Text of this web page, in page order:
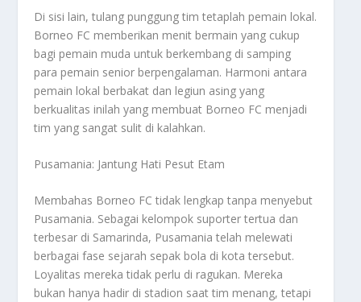
Di sisi lain, tulang punggung tim tetaplah pemain lokal.
Borneo FC memberikan menit bermain yang cukup
bagi pemain muda untuk berkembang di samping
para pemain senior berpengalaman. Harmoni antara
pemain lokal berbakat dan legiun asing yang
berkualitas inilah yang membuat Borneo FC menjadi
tim yang sangat sulit di kalahkan.
Pusamania: Jantung Hati Pesut Etam
Membahas Borneo FC tidak lengkap tanpa menyebut
Pusamania. Sebagai kelompok suporter tertua dan
terbesar di Samarinda, Pusamania telah melewati
berbagai fase sejarah sepak bola di kota tersebut.
Loyalitas mereka tidak perlu di ragukan. Mereka
bukan hanya hadir di stadion saat tim menang, tetapi